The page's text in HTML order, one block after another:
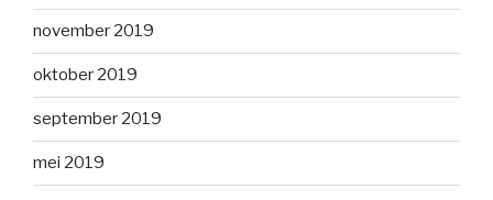
november 2019
oktober 2019
september 2019
mei 2019